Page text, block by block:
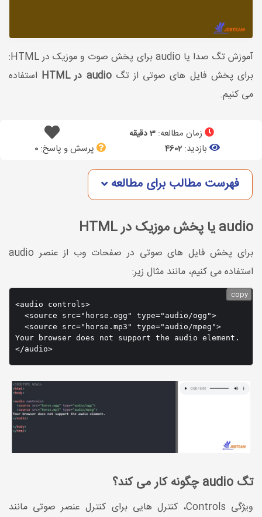
آموزش تگ صدا یا audio برای پخش صوت و موزیک در HTML:
برای پخش فایل های صوتی از تگaudio در HTML
استفاده
می کنیم.
زمان مطالعه: 3 دقیقه
بازدید:4602 پرسش و پاسخ:0
فهرست مطالب برای مطالعه
audio یا پخش موزیک در HTML
برای پخش فایل های صوتی در صفحات وب از عنصر audio
استفاده می کنیم، مانند مثال زیر:
<audio controls>
  <source src="horse.ogg" type="audio/ogg">
  <source src="horse.mp3" type="audio/mpeg">
Your browser does not support the audio element.
copy
تگ audio چگونه کار می کند؟
ویژگی Controls، کنترل هایی برای کنترل عنصر صوتی مانند